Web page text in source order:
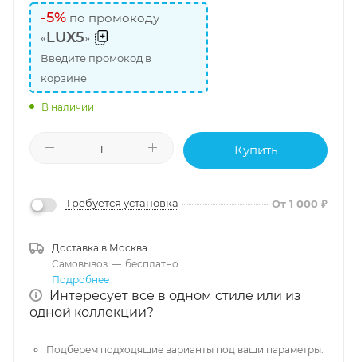
-5% по промокоду
«LUX5»
Введите промокод в
корзине
В наличии
Купить
Требуется установка От 1 000 ₽
Доставка в Москва
Самовывоз — бесплатно
Подробнее
Интересует все в одном стиле или из
одной коллекции?
Подберем подходящие варианты под ваши параметры.